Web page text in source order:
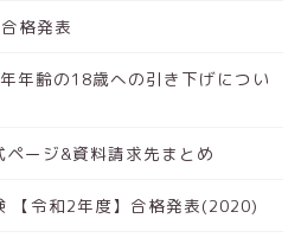
格発表
年齢の18歳への引き下げについ
ージ&資料請求先まとめ
【令和2年度】合格発表(2020)